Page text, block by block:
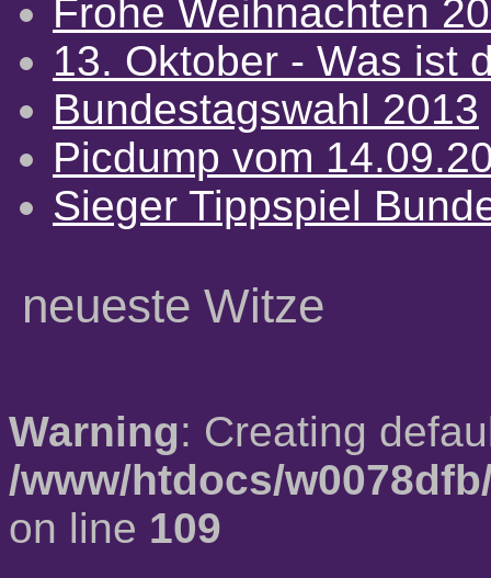
Frohe Weihnachten
13. Oktober - Was ist
Bundestagswahl 2013
Picdump vom
Sieger Tippspiel
neueste Witze
Warning: Creating
/www/htdocs/
on line 109